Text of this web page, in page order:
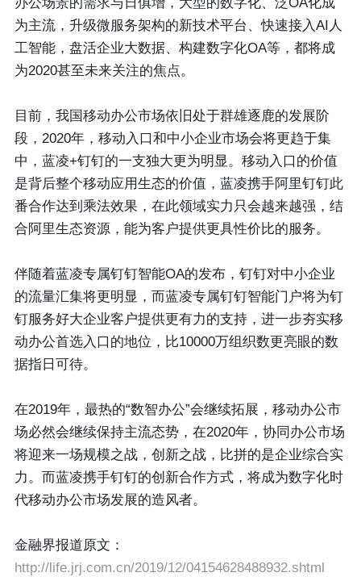
办公场景的需求与日俱增，大型的数字化、泛OA化成
为主流，升级微服务架构的新技术平台、快速接入AI人
工智能，盘活企业大数据、构建数字化OA等，都将成
为2020甚至未来关注的焦点。
目前，我国移动办公市场依旧处于群雄逐鹿的发展阶
段，2020年，移动入口和中小企业市场会将更趋于集
中，蓝凌+钉钉的一支独大更为明显。移动入口的价值
是背后整个移动应用生态的价值，蓝凌携手阿里钉钉此
番合作达到乘法效果，在此领域实力只会越来越强，结
合阿里生态资源，能为客户提供更具性价比的服务。
伴随着蓝凌专属钉钉智能OA的发布，钉钉对中小企业
的流量汇集将更明显，而蓝凌专属钉钉智能门户将为钉
钉服务好大企业客户提供更有力的支持，进一步夯实移
动办公首选入口的地位，比10000万组织数更亮眼的数
据指日可待。
在2019年，最热的“数智办公”会继续拓展，移动办公市
场必然会继续保持主流态势，在2020年，协同办公市场
将迎来一场规模之战，创新之战，比拼的是企业综合实
力。而蓝凌携手钉钉的创新合作方式，将成为数字化时
代移动办公市场发展的造风者。
金融界报道原文：
http://life.jrj.com.cn/2019/12/04154628488932.shtml